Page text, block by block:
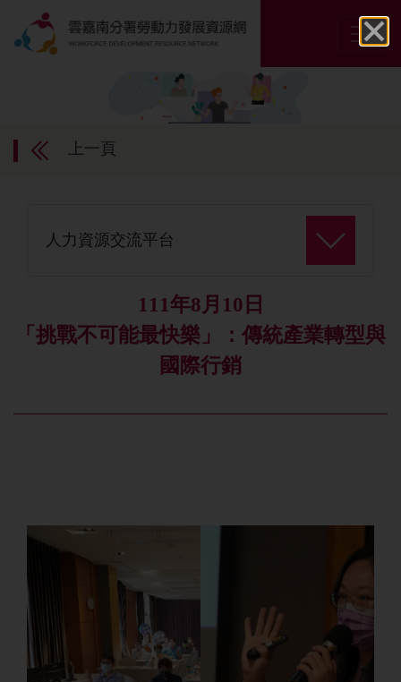
上一頁
人力資源交流平台
111年8月10日
「挑戰不可能最快樂」：傳統產業轉型與
國際行銷